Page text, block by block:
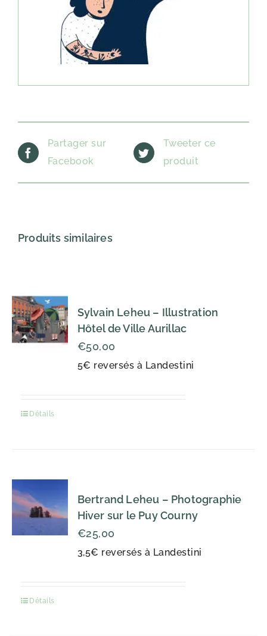
Partager sur
Facebook
Tweeter ce
produit
Produits similaires
Sylvain Leheu – Illustration
Hôtel de Ville Aurillac
5€ reversés à Landestini
€50,00
Détails
Bertrand Leheu – Photographie
Hiver sur le Puy Courny
3,5€ reversés à Landestini
€25,00
Détails